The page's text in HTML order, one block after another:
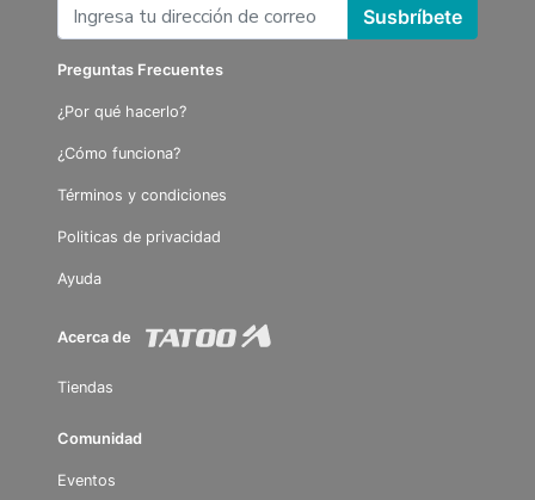
Susbríbete
Preguntas Frecuentes
¿Por qué hacerlo?
¿Cómo funciona?
Términos y condiciones
Politicas de privacidad
Ayuda
Acerca de
Tiendas
Comunidad
Eventos